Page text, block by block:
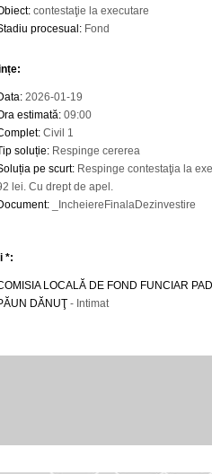
: contestaţie la executare
procesual : Fond
:
: 2026-01-19
estimată: 09:00
: Civil 1
soluție: Respinge cererea
pe scurt: Respinge contestaţia la
lei. Cu drept de apel.
: _IncheiereFinalaDezinvestire
*:
LOCALĂ DE FOND FUNCIAR
DĂNUŢ - Intimat